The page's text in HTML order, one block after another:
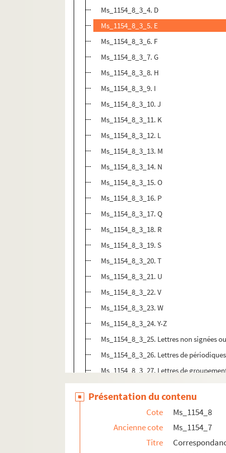
Ms_1154_8_3_4. D
Ms_1154_8_3_5. E
Ms_1154_8_3_6. F
Ms_1154_8_3_7. G
Ms_1154_8_3_8. H
Ms_1154_8_3_9. I
Ms_1154_8_3_10. J
Ms_1154_8_3_11. K
Ms_1154_8_3_12. L
Ms_1154_8_3_13. M
Ms_1154_8_3_14. N
Ms_1154_8_3_15. O
Ms_1154_8_3_16. P
Ms_1154_8_3_17. Q
Ms_1154_8_3_18. R
Ms_1154_8_3_19. S
Ms_1154_8_3_20. T
Ms_1154_8_3_21. U
Ms_1154_8_3_22. V
Ms_1154_8_3_23. W
Ms_1154_8_3_24. Y-Z
Ms_1154_8_3_25. Lettres non signées
Ms_1154_8_3_26. Lettres de périodiques
Ms_1154_8_3_27. Lettres de
Ms_1154_8_3_28. Lettres de
Ms_1154_8_3_29. Pétitions, circulaires
Ms_1154_8_3_30. Correspondance
Ms_1154_8_3_31. Cartes de voeux
Ms_1154_8_3_32. Cartes de visite
Présentation du contenu
Cote
Ms_1154_8
Ancienne cote
Ms_1154_7
Titre